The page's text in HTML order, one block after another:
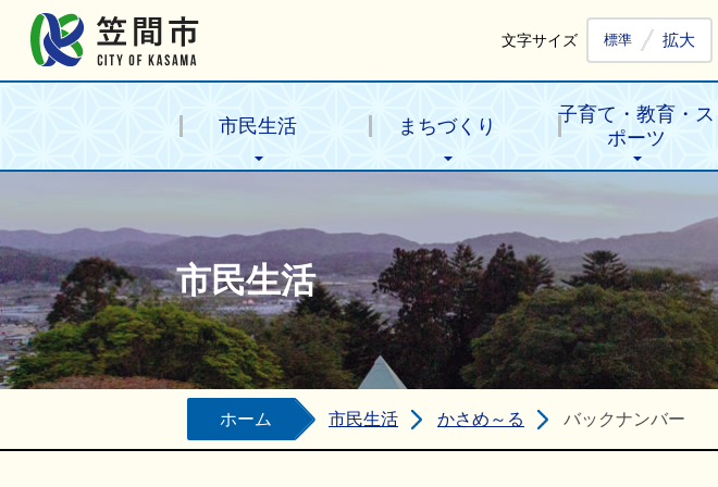
文字サイズ 標準 拡大
市民生活 まちづくり
子育て・教育・ス
ポーツ
市民生活
ホーム 市民生活 かさめ～る バックナンバー